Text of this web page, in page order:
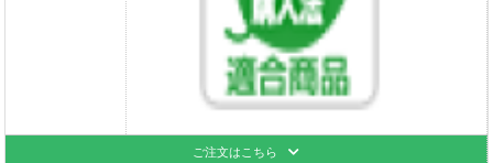
ご注文はこちら